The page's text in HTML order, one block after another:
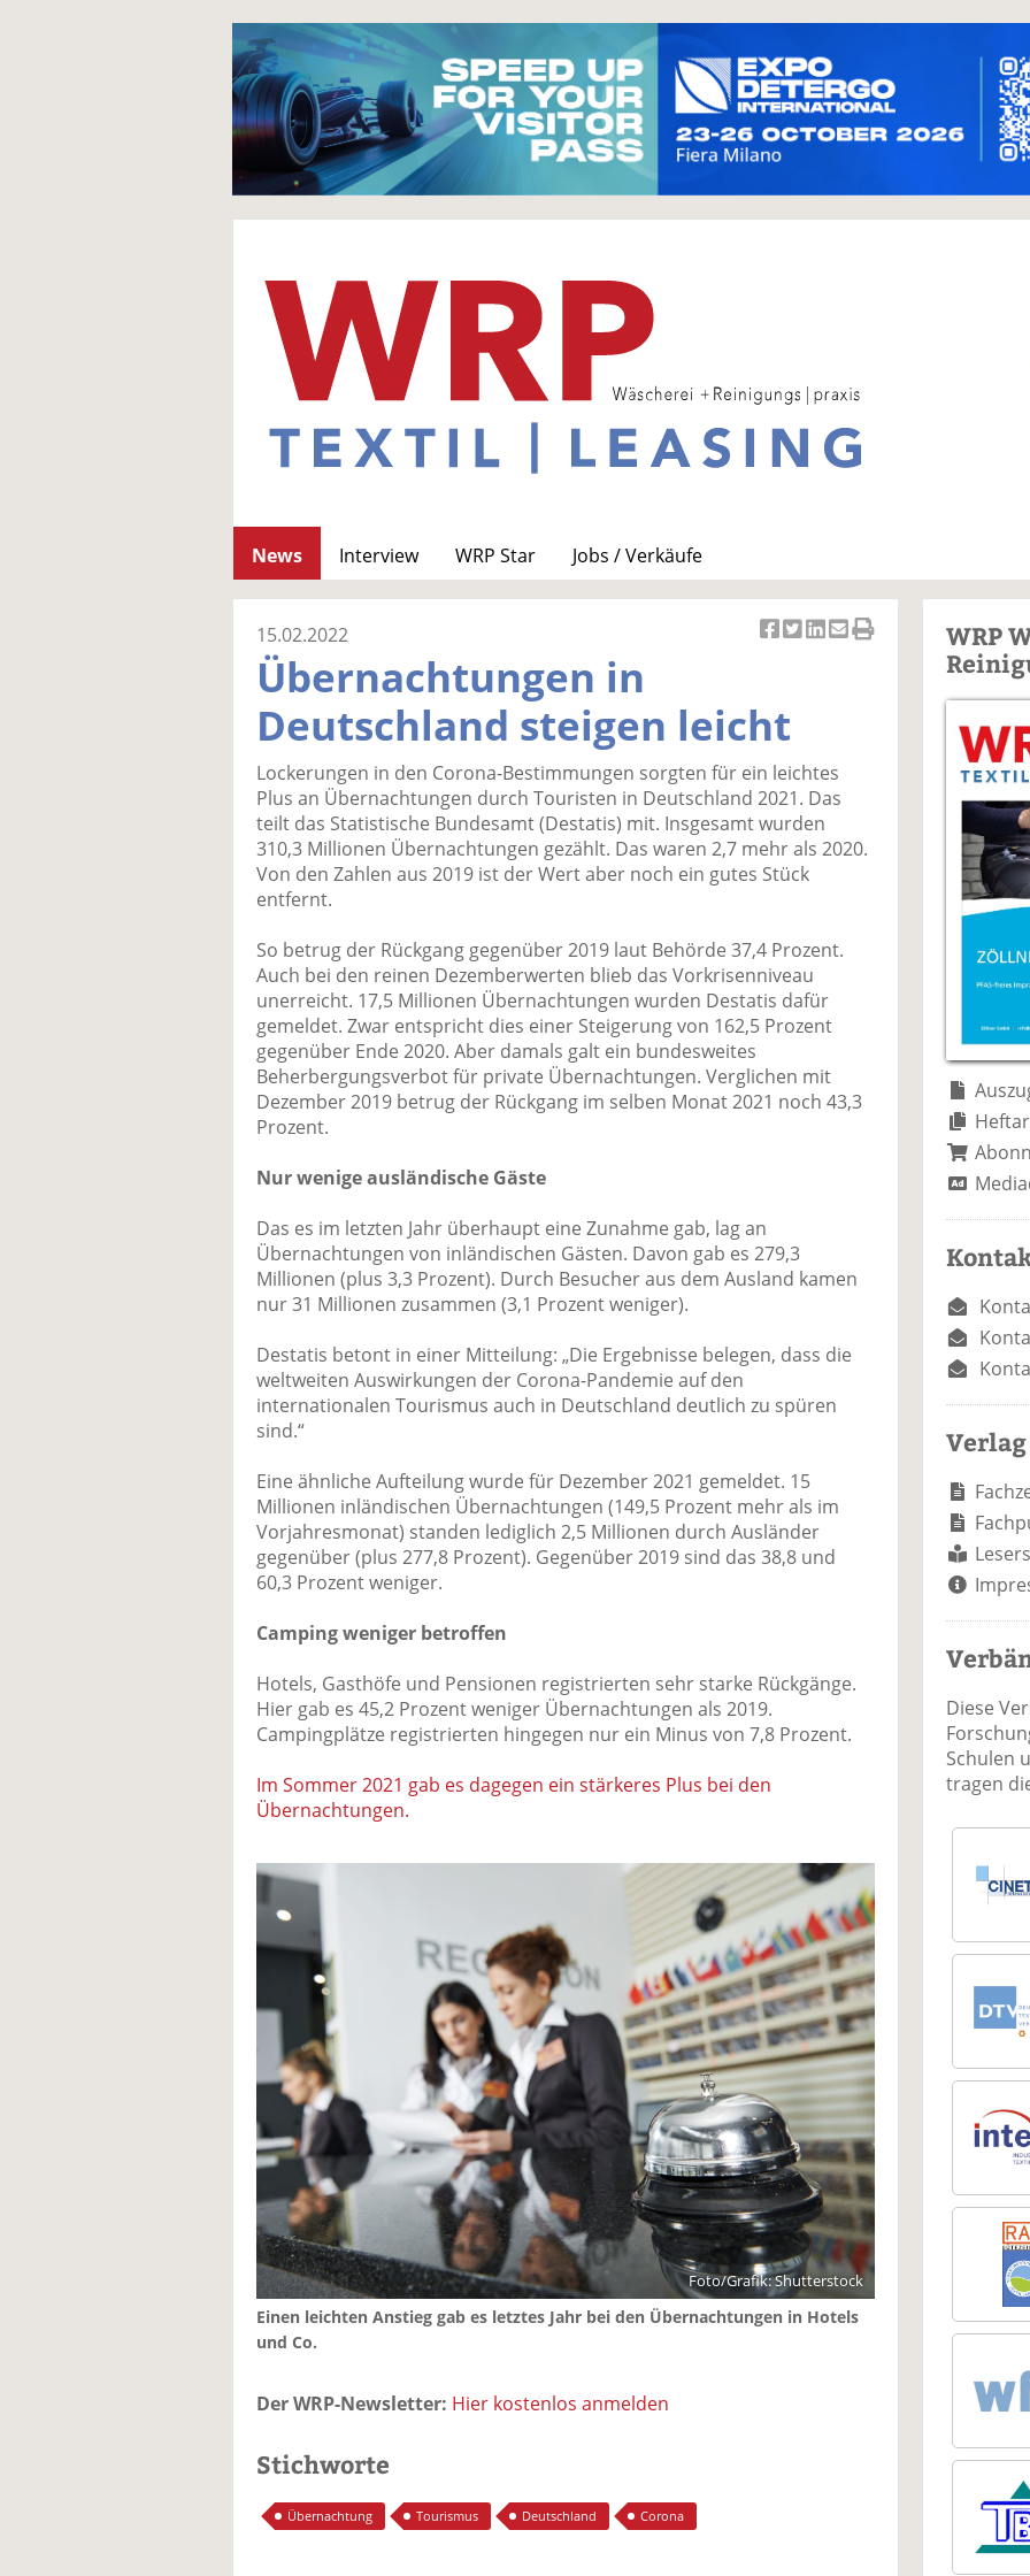
News Interview WRP Star
Jobs / Verkäufe
el
uf
F
ac
e
b
k
te
il
e
el
wi
tt
er
n
uf
Li
n
k
e
te
il
e
n
er
E
ai
se
e
n
15.02.2022
Übernachtungen in
Deutschland steigen leicht
Lockerungen in den Corona-Bestimmungen sorgten für ein leichtes
Plus an Übernachtungen durch Touristen in Deutschland 2021. Das
teilt das Statistische Bundesamt (Destatis) mit. Insgesamt wurden
310,3 Millionen Übernachtungen gezählt. Das waren 2,7 mehr als 2020.
Von den Zahlen aus 2019 ist der Wert aber noch ein gutes Stück
entfernt.
So betrug der Rückgang gegenüber 2019 laut Behörde 37,4 Prozent.
Auch bei den reinen Dezemberwerten blieb das Vorkrisenniveau
unerreicht. 17,5 Millionen Übernachtungen wurden Destatis dafür
gemeldet. Zwar entspricht dies einer Steigerung von 162,5 Prozent
gegenüber Ende 2020. Aber damals galt ein bundesweites
Beherbergungsverbot für private Übernachtungen. Verglichen mit
Dezember 2019 betrug der Rückgang im selben Monat 2021 noch 43,3
Prozent.
Nur wenige ausländische Gäste
Das es im letzten Jahr überhaupt eine Zunahme gab, lag an
Übernachtungen von inländischen Gästen. Davon gab es 279,3
Millionen (plus 3,3 Prozent). Durch Besucher aus dem Ausland kamen
nur 31 Millionen zusammen (3,1 Prozent weniger).
Destatis betont in einer Mitteilung: „Die Ergebnisse belegen, dass die
weltweiten Auswirkungen der Corona-Pandemie auf den
internationalen Tourismus auch in Deutschland deutlich zu spüren
sind.“
Eine ähnliche Aufteilung wurde für Dezember 2021 gemeldet. 15
Millionen inländischen Übernachtungen (149,5 Prozent mehr als im
Vorjahresmonat) standen lediglich 2,5 Millionen durch Ausländer
gegenüber (plus 277,8 Prozent). Gegenüber 2019 sind das 38,8 und
60,3 Prozent weniger.
Camping weniger betroffen
Hotels, Gasthöfe und Pensionen registrierten sehr starke Rückgänge.
Hier gab es 45,2 Prozent weniger Übernachtungen als 2019.
Campingplätze registrierten hingegen nur ein Minus von 7,8 Prozent.
Im Sommer 2021 gab es dagegen ein stärkeres Plus bei den
Übernachtungen.
Foto/Grafik: Shutterstock
Einen leichten Anstieg gab es letztes Jahr bei den Übernachtungen in Hotels
und Co.
Der WRP-Newsletter: Hier kostenlos anmelden
Stichworte
Übernachtung Tourismus Deutschland Corona
WRP
Verlag
Diese
Schulen
tragen